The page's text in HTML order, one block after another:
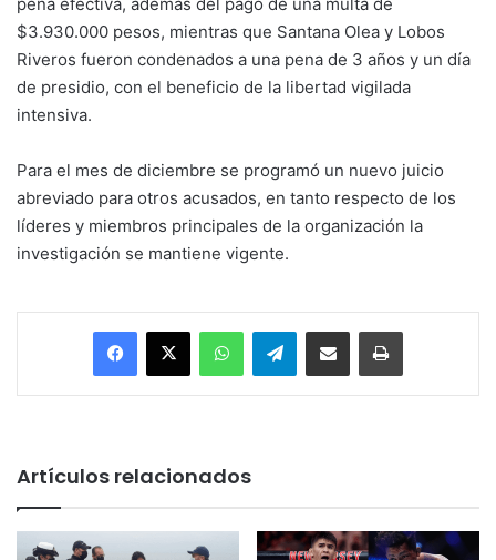
$3.930.000 pesos, mientras que Santana Olea y Lobos
Riveros fueron condenados a una pena de 3 años y un día
de presidio, con el beneficio de la libertad vigilada
intensiva.
Para el mes de diciembre se programó un nuevo juicio
abreviado para otros acusados, en tanto respecto de los
líderes y miembros principales de la organización la
investigación se mantiene vigente.
Facebook
X WhatsAppTelegramEnviar vía email Imprimir
Artículos relacionados